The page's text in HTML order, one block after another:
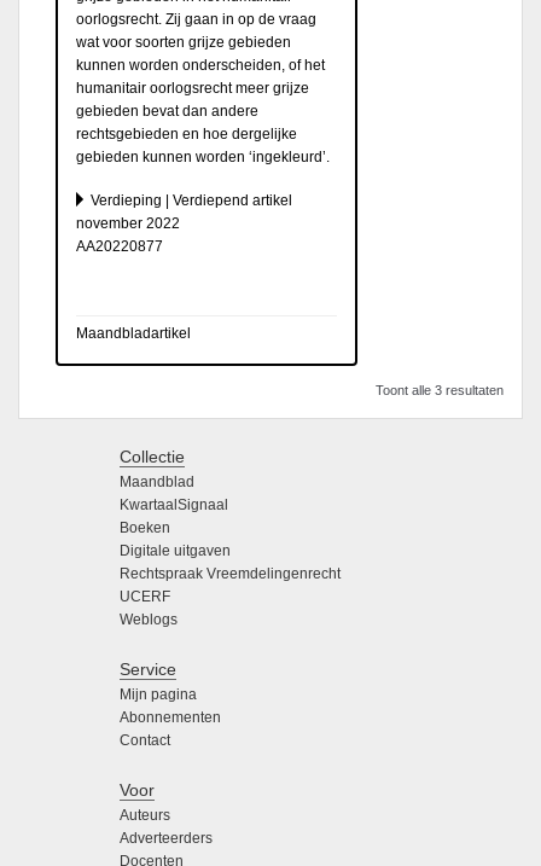
oorlogsrecht. Zij gaan in op de vraag
wat voor soorten grijze gebieden
kunnen worden onderscheiden, of het
humanitair oorlogsrecht meer grijze
gebieden bevat dan andere
rechtsgebieden en hoe dergelijke
gebieden kunnen worden ‘ingekleurd’.
Verdieping | Verdiepend artikel
november 2022
AA20220877
Maandbladartikel
Toont alle 3 resultaten
Collectie
Maandblad
KwartaalSignaal
Boeken
Digitale uitgaven
Rechtspraak Vreemdelingenrecht
UCERF
Weblogs
Service
Mijn pagina
Abonnementen
Contact
Voor
Auteurs
Adverteerders
Docenten